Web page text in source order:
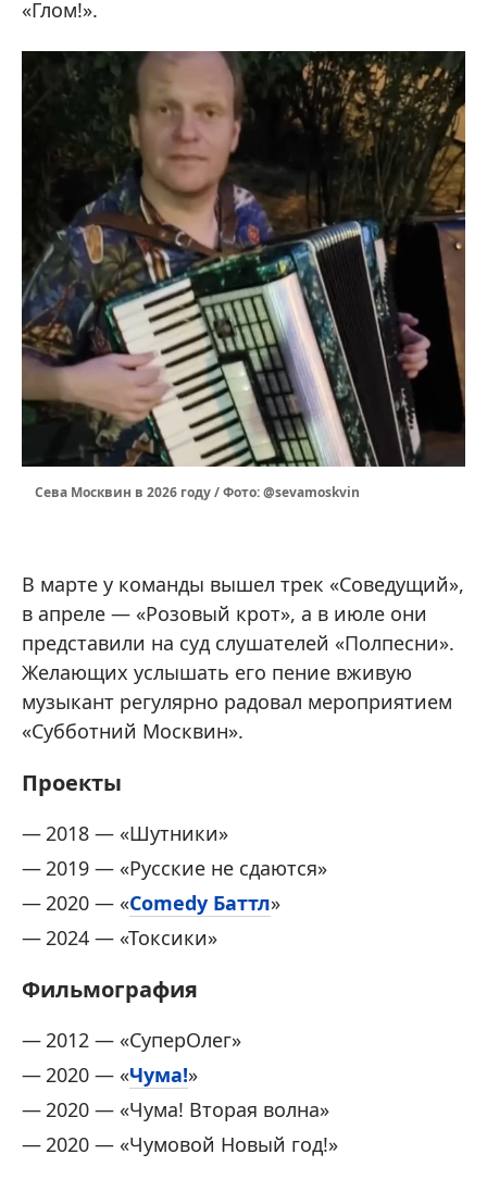
«Глом!».
Сева Москвин в 2026 году / Фото: @sevamoskvin
В марте у команды вышел трек «Соведущий»,
в апреле — «Розовый крот», а в июле они
представили на суд слушателей «Полпесни».
Желающих услышать его пение вживую
музыкант регулярно радовал мероприятием
«Субботний Москвин».
Проекты
2018 — «Шутники»
2019 — «Русские не сдаются»
2020 — «Comedy Баттл»
2024 — «Токсики»
Фильмография
2012 — «СуперОлег»
2020 — «Чума!»
2020 — «Чума! Вторая волна»
2020 — «Чумовой Новый год!»